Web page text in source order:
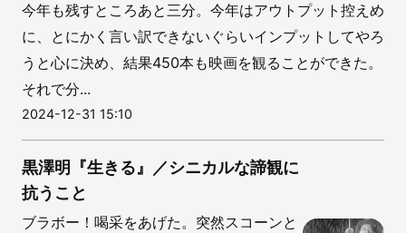
今年も残すところあと三分。今年はアウトプット控えめ
に、とにかく言い訳できないぐらいインプットしてやろ
うと心に決め、結果450本も映画を観ることができた。
それで分...
2024-12-31 15:10
黒澤明『生きる』／シニカルな諦観に
抗うこと
ブラボー！喝采をあげた。突然スコーンと